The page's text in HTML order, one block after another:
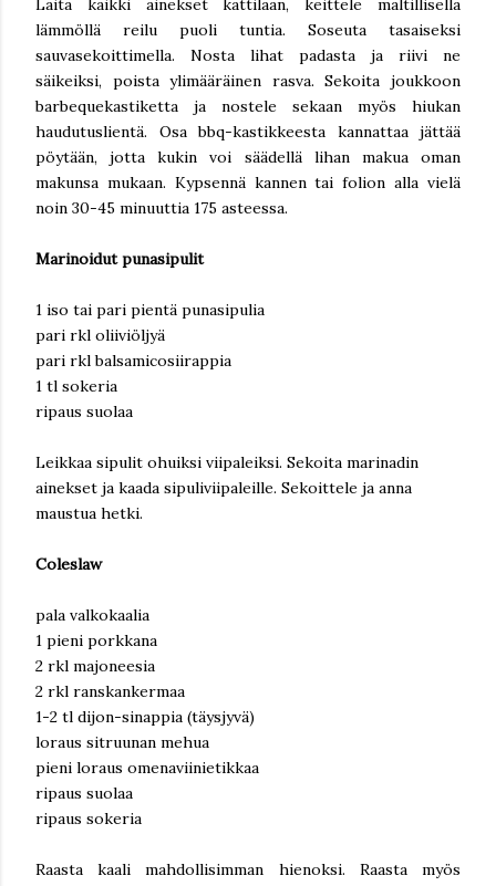
lämmöllä reilu puoli tuntia. Soseuta tasaiseksi
sauvasekoittimella. Nosta lihat padasta ja riivi ne
säikeiksi, poista ylimääräinen rasva. Sekoita joukkoon
barbequekastiketta ja nostele sekaan myös hiukan
haudutuslientä. Osa bbq-kastikkeesta kannattaa jättää
pöytään, jotta kukin voi säädellä lihan makua oman
makunsa mukaan. Kypsennä kannen tai folion alla vielä
noin 30-45 minuuttia 175 asteessa.
Marinoidut punasipulit
1 iso tai pari pientä punasipulia
pari rkl oliiviöljyä
pari rkl balsamicosiirappia
1 tl sokeria
ripaus suolaa
Leikkaa sipulit ohuiksi viipaleiksi. Sekoita marinadin
ainekset ja kaada sipuliviipaleille. Sekoittele ja anna
maustua hetki.
Coleslaw
pala valkokaalia
1 pieni porkkana
2 rkl majoneesia
2 rkl ranskankermaa
1-2 tl dijon-sinappia (täysjyvä)
loraus sitruunan mehua
pieni loraus omenaviinietikkaa
ripaus suolaa
ripaus sokeria
Raasta kaali mahdollisimman hienoksi. Raasta myös